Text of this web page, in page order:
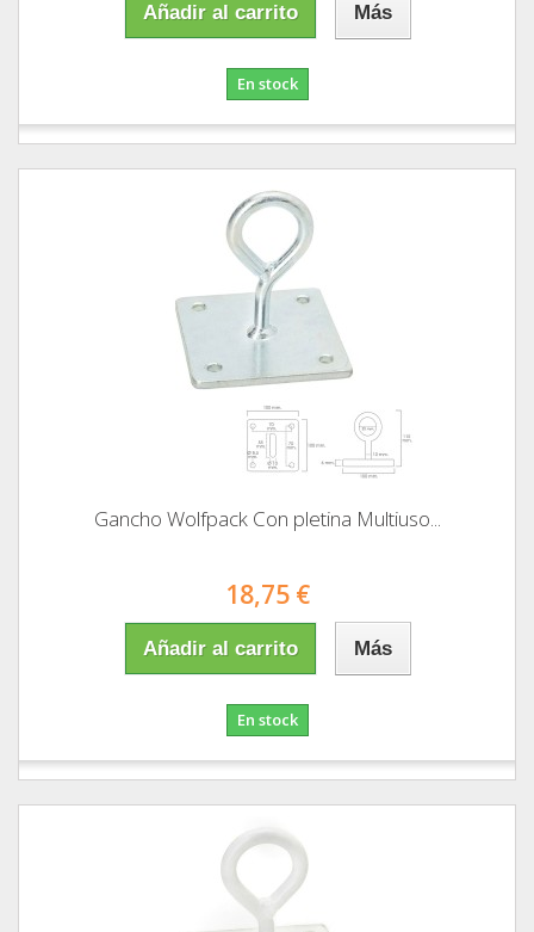
Añadir al carrito Más
En stock
Gancho Wolfpack Con pletina Multiuso...
18,75 €
Añadir al carrito Más
En stock